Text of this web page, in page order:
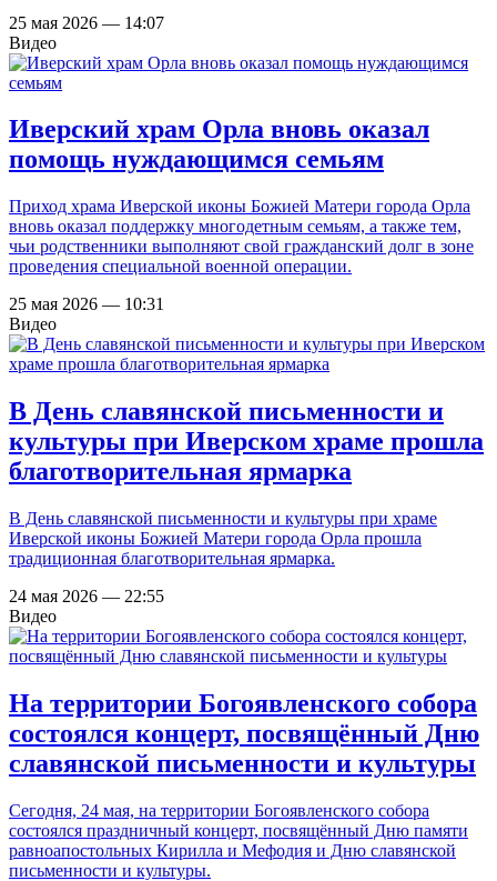
25 мая 2026 — 14:07
Видео
Иверский храм Орла вновь оказал
помощь нуждающимся семьям
Приход храма Иверской иконы Божией Матери города Орла
вновь оказал поддержку многодетным семьям, а также тем,
чьи родственники выполняют свой гражданский долг в зоне
проведения специальной военной операции.
25 мая 2026 — 10:31
Видео
В День славянской письменности и
культуры при Иверском храме прошла
благотворительная ярмарка
В День славянской письменности и культуры при храме
Иверской иконы Божией Матери города Орла прошла
традиционная благотворительная ярмарка.
24 мая 2026 — 22:55
Видео
На территории Богоявленского собора
состоялся концерт, посвящённый Дню
славянской письменности и культуры
Сегодня, 24 мая, на территории Богоявленского собора
состоялся праздничный концерт, посвящённый Дню памяти
равноапостольных Кирилла и Мефодия и Дню славянской
письменности и культуры.